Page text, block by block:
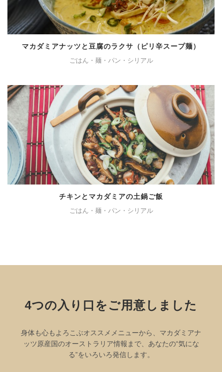
マカダミアナッツと豆腐のラクサ（ピリ辛スープ麺）
ごはん・麺・パン・シリアル
チキンとマカダミアの土鍋ご飯
ごはん・麺・パン・シリアル
4つの入り口をご用意しました
身体も心もよろこぶオススメメニューから、マカダミアナ
ッツ原産国のオーストラリア情報まで、あなたの“気にな
る”をいろいろ発信します。